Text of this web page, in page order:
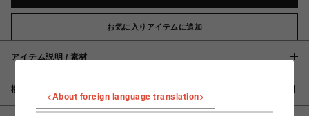
お気に入りアイテムに追加
アイテム説明 / 素材
概要
<About foreign language translation>